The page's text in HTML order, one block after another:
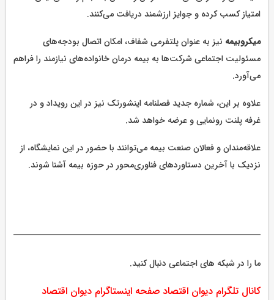
امتیاز کسب کرده و جوایز ارزشمند دریافت می‌کنند.
میکروبیمه نیز به عنوان پلتفرمی شفاف، امکان اتصال بودجه‌های
مسئولیت اجتماعی شرکت‌ها به بیمه درمان خانواده‌های نیازمند را فراهم
می‌آورد.
علاوه بر این، شماره جدید فصلنامه اینشورتک نیز در این رویداد و در
غرفه پلنت رونمایی و عرضه خواهد شد.
علاقه‌مندان و فعالان صنعت بیمه می‌توانند با حضور در این نمایشگاه، از
نزدیک با آخرین دستاوردهای فناوری‌محور در حوزه بیمه آشنا شوند.
ما را در شبکه های اجتماعی دنبال کنید.
کانال تلگرام دیوان اقتصاد صفحه اینستاگرام دیوان اقتصاد